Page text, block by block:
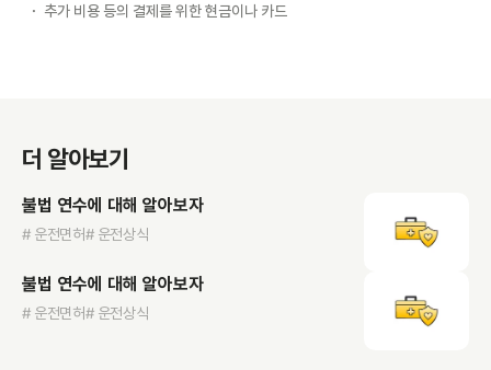
추가 비용 등의 결제를 위한 현금이나 카드
더 알아보기
불법 연수에 대해 알아보자
# 운전면허# 운전상식
불법 연수에 대해 알아보자
# 운전면허# 운전상식